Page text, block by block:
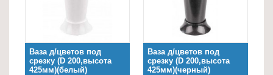
Ваза д/цветов под
срезку (D 200,высота
425мм)(белый)
Ваза д/цветов под
срезку (D 200,высота
425мм)(черный)